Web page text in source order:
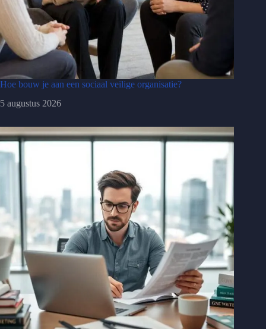
Hoe bouw je aan een sociaal veilige organisatie?
5 augustus 2026